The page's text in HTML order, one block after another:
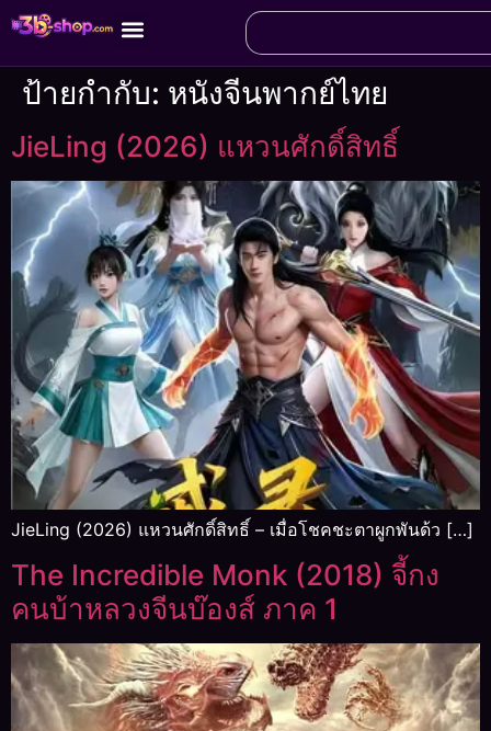
ป้ายกำกับ: หนังจีนพากย์ไทย
JieLing (2026) แหวนศักดิ์สิทธิ์
JieLing (2026) แหวนศักดิ์สิทธิ์ – เมื่อโชคชะตาผูกพันด้ว […]
The Incredible Monk (2018) จี้กง
คนบ้าหลวงจีนบ๊องส์ ภาค 1